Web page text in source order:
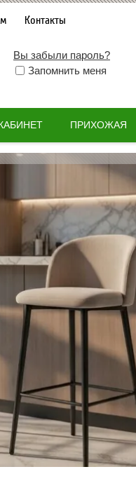
Контакты
Вы забыли пароль?
Запомнить меня
ПРИХОЖАЯ